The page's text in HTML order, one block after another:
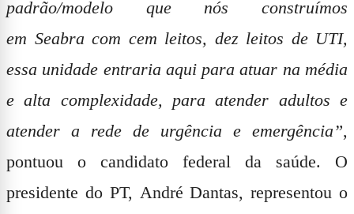
padrão/modelo que nós construímos
em Seabra com cem leitos, dez leitos de UTI,
essa unidade entraria aqui para atuar na média
e alta complexidade, para atender adultos e
atender a rede de urgência e emergência”,
pontuou o candidato federal da saúde. O
presidente do PT, André Dantas, representou o